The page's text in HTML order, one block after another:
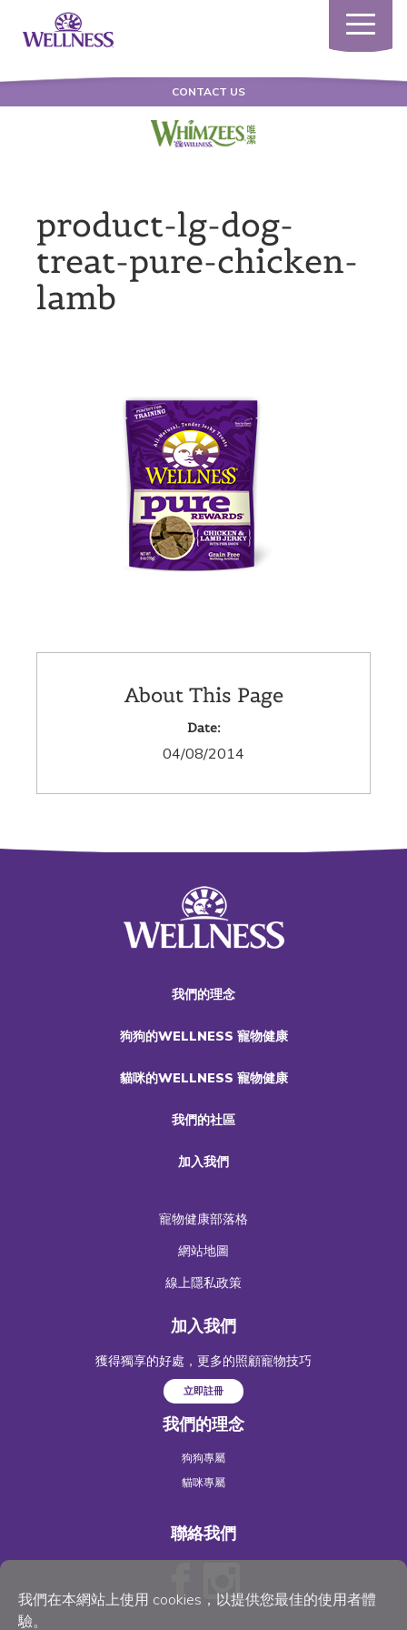
我們在本網站上使用 cookies，以提供您最佳的使用者體
驗。
Toggle
CONTACT US
product-lg-dog-
treat-pure-chicken-
lamb
About This Page
Date:
04/08/2014
我們的理念
狗狗的WELLNESS 寵物健康
貓咪的WELLNESS 寵物健康
我們的社區
加入我們
寵物健康部落格
網站地圖
線上隱私政策
加入我們
獲得獨享的好處，更多的照顧寵物技巧
立即註冊
我們的理念
狗狗專屬
貓咪專屬
聯絡我們